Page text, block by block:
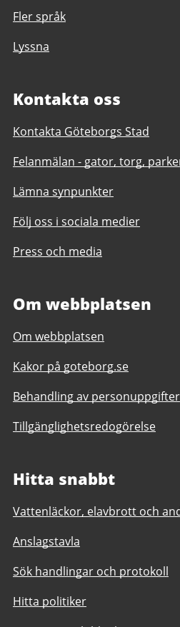
Fler språk
Lyssna
Kontakta oss
Kontakta Göteborgs Stad
Felanmälan - gator, torg,
Lämna synpunkter
Följ oss i sociala medier
Press och media
Om webbplatsen
Om webbplatsen
Kakor på goteborg.se
Behandling av personuppgifter
Tillgänglighetsredogörelse
Hitta snabbt
Vattenläckor, elavbrott och
Anslagstavla
Sök handlingar och protokoll
Hitta politiker